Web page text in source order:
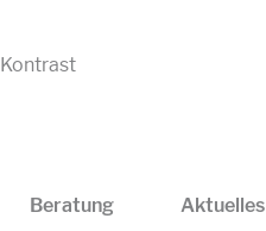
Kontrast
Beratung Aktuelles